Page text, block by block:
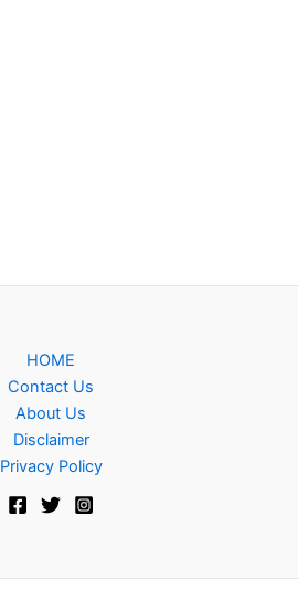
HOME
Contact Us
About Us
Disclaimer
Privacy Policy